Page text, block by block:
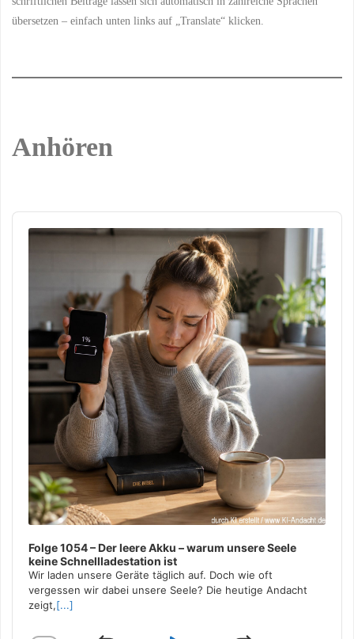
übersetzen – einfach unten links auf „Translate“ klicken.
Anhören
Audio
Player
Folge 1054 – Der leere Akku – warum unsere Seele
keine Schnellladestation ist
Wir laden unsere Geräte täglich auf. Doch wie oft
vergessen wir dabei unsere Seele? Die heutige Andacht
zeigt,[...]